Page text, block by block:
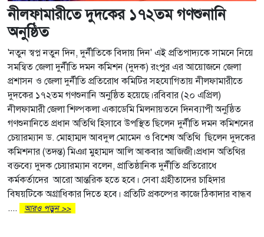
নীলফামারীতে দুদকের ১৭২তম গণশুনানি
অনুষ্ঠিত
'নতুন স্বপ্ন নতুন দিন, দুর্নীতিকে বিদায় দিন' এই প্রতিপাদ্যকে সামনে নিয়ে
সমন্বিত জেলা দুর্নীতি দমন কমিশন (দুদক) রংপুর এর আয়োজনে জেলা
প্রশাসন ও জেলা দুর্নীতি প্রতিরোধ কমিটির সহযোগিতায় নীলফামারীতে
দুদকের ১৭২তম গণশুনানি অনুষ্ঠিত হয়েছে।রবিবার (২০ এপ্রিল)
নীলফামারী জেলা শিল্পকলা একাডেমি মিলনায়তনে দিনব্যাপী অনুষ্ঠিত
গণশুনানিতে প্রধান অতিথি হিসাবে উপস্থিত ছিলেন দুর্নীতি দমন কমিশনের
চেয়ারম্যান ড. মোহাম্মদ আবদুল মোমেন ও বিশেষ অতিথি ছিলেন দুদকের
কমিশনার (তদন্ত) মিঞা মুহাম্মদ আলি আকবার আজিজী।প্রধান অতিথির
বক্তব্যে দুদক চেয়ারম্যান বলেন, প্রাতিষ্ঠানিক দুর্নীতি প্রতিরোধে
কর্মকর্তাদের আরো আন্তরিক হতে হবে। সেবা গ্রহীতাদের চাহিদার
বিষয়টিকে অগ্রাধিকার দিতে হবে। প্রতিটি প্রকল্পের কাজে ঠিকাদার বান্ধব
....
আরও পড়ুন >>